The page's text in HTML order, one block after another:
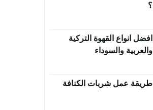
؟
افضل انواع القهوة التركية
والعربية والسوداء
طريقة عمل شربات الكنافة